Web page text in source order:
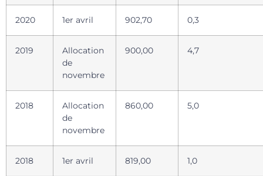
2020 1er avril 902,70 0,3
2019
Allocation
de
novembre
900,00 4,7
2018
Allocation
de
novembre
860,00 5,0
2018 1er avril 819,00 1,0